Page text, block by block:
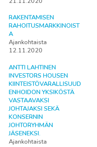
RAKENTAMISEN
RAHOITUSMARKKINOIST
A
Ajankohtaista
12.11.2020
ANTTI LAHTINEN
INVESTORS HOUSEN
KIINTEISTÖVARALLISUUD
ENHOIDON YKSIKÖSTÄ
VASTAAVAKSI
JOHTAJAKSI SEKÄ
KONSERNIN
JOHTORYHMÄN
JÄSENEKSI.
Ajankohtaista